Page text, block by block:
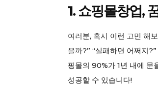
1. 쇼핑몰창업,
여러분, 혹시 이런 고민 해
을까?” “실패하면 어쩌지
핑몰의 90%가 1년 내에 문
성공할 수 있습니다!